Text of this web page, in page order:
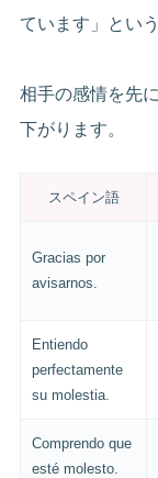
ています」とい
相手の感情を先
下がります。
スペイン語
Gracias por
avisarnos.
Entiendo
perfectamente
su molestia.
Comprendo que
esté molesto.